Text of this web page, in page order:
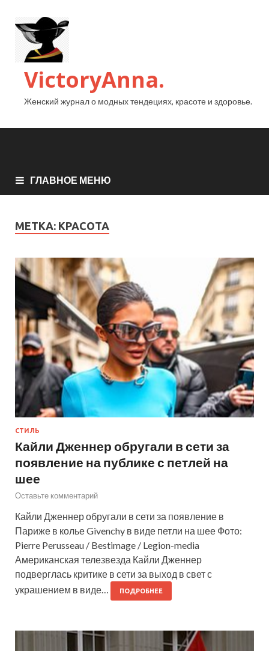
VictoryAnna.
Женский журнал о модных тендециях, красоте и здоровье.
ГЛАВНОЕ МЕНЮ
МЕТКА: КРАСОТА
СТИЛЬ
Кайли Дженнер обругали в сети за
появление на публике с петлей на
шее
Оставьте комментарий
Кайли Дженнер обругали в сети за появление в
Париже в колье Givenchy в виде петли на шее Фото:
Pierre Perusseau / Bestimage / Legion-media
Американская телезвезда Кайли Дженнер
подверглась критике в сети за выход в свет с
украшением в виде…
ПОДРОБНЕЕ